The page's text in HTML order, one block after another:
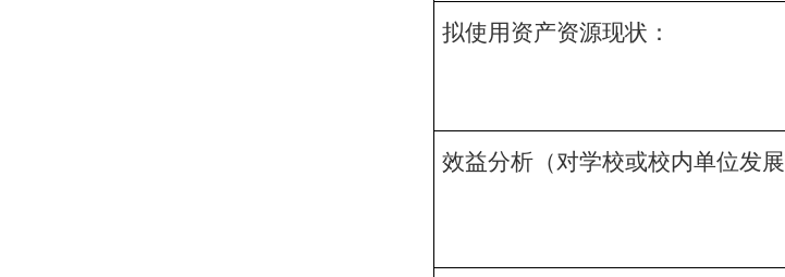
拟使用资产资源现状：
效益分析（对学校或校内单位发